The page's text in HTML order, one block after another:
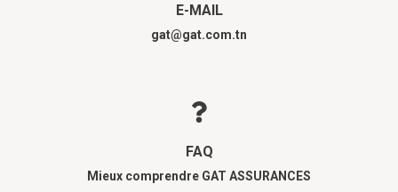
E-MAIL
gat@gat.com.tn
FAQ
Mieux comprendre GAT ASSURANCES